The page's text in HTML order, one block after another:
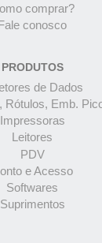
comprar?
conosco
PRODUTOS
de Dados
Rótulos, Emb.
Impressoras
Leitores
PDV
e Acesso
Softwares
Suprimentos